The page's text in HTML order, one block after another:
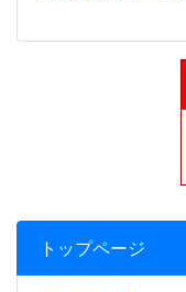
トップページ